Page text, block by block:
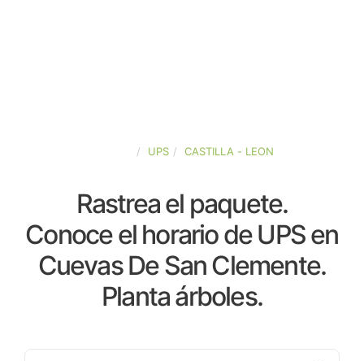
UPS CASTILLA - LEON
Rastrea el paquete.
Conoce el horario de UPS en
Cuevas De San Clemente.
Planta árboles.